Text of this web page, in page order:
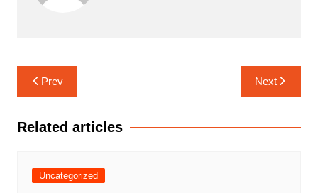
Navigasi
pos
Prev Next
Related articles
Uncategorized